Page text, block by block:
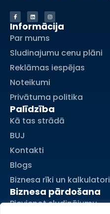
Informācija
Par mums
Sludinajumu cenu plāni
Reklāmas iespējas
Noteikumi
Privātuma politika
Palīdzība
Kā tas strādā
BUJ
Kontakti
Blogs
Biznesa rīki un kalkulatori
Biznesa pārdošana
Pievienot sludinājumu